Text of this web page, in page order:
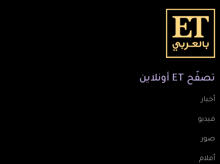
تصفّح ET أونلاين
أخبار
فيديو
صور
أفلام